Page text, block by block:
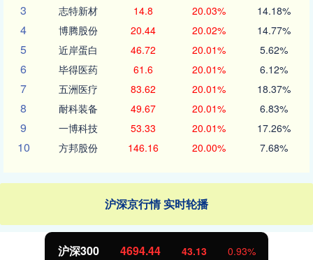
3 志特新材 14.8 20.03% 14.18%
4 博腾股份 20.44 20.02% 14.77%
5 近岸蛋白 46.72 20.01% 5.62%
6 毕得医药 61.6 20.01% 6.12%
7 五洲医疗 83.62 20.01% 18.37%
8 耐科装备 49.67 20.01% 6.83%
9 一博科技 53.33 20.01% 17.26%
10 方邦股份 146.16 20.00% 7.68%
沪深京行情 实时轮播
沪深300 4694.44 43.13 0.93%